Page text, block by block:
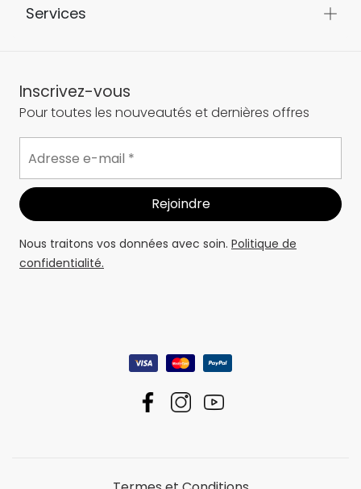
Services
Inscrivez-vous
Pour toutes les nouveautés et dernières offres
Nous traitons vos données avec soin. Politique de
confidentialité.